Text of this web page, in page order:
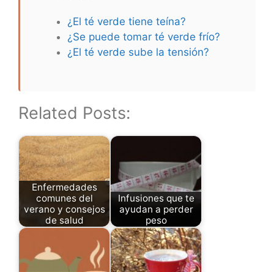
¿El té verde tiene teína?
¿Se puede tomar té verde frío?
¿El té verde sube la tensión?
Related Posts:
Enfermedades
comunes del
verano y consejos
de salud
Infusiones que te
ayudan a perder
peso